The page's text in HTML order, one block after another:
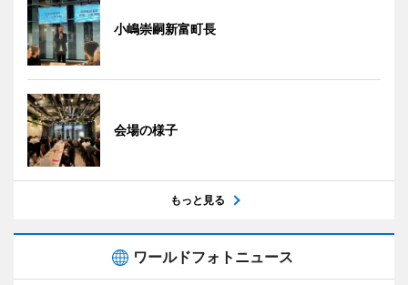
小嶋崇嗣新富町長
会場の様子
もっと見る
ワールドフォトニュース